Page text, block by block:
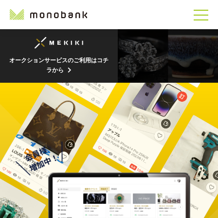
オークションサービスのご利用はコチ
ラから